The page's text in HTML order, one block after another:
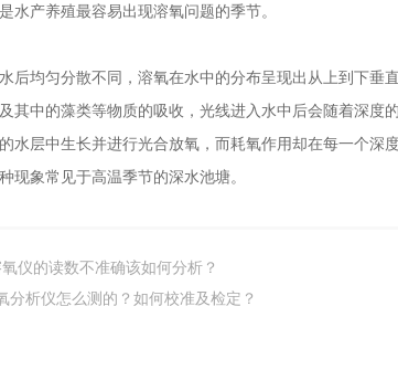
水产养殖最容易出现溶氧问题的季节。
均匀分散不同，溶氧在水中的分布呈现出从上到下垂
中的藻类等物质的吸收，光线进入水中后会随着深度
水层中生长并进行光合放氧，而耗氧作用却在每一个
现象常见于高温季节的深水池塘。
仪的读数不准确该如何分析？
分析仪怎么测的？如何校准及检定？